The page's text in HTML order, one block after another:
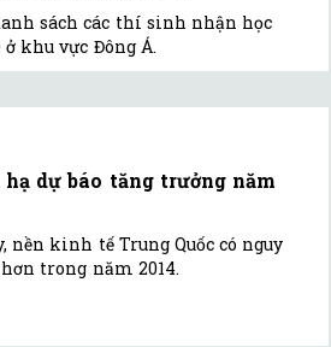
sách các thí sinh nhận học
khu vực Đông Á.
hạ dự báo tăng trưởng năm
nền kinh tế Trung Quốc có nguy
trong năm 2014.